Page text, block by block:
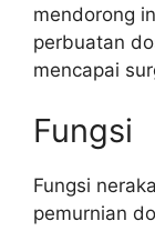
mendorong
perbuatan
mencapai
Fungsi
Fungsi
pemurnian